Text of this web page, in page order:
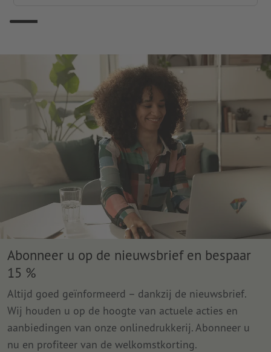
Abonneer u op de nieuwsbrief en bespaar
15 %
Altijd goed geïnformeerd – dankzij de nieuwsbrief.
Wij houden u op de hoogte van actuele acties en
aanbiedingen van onze onlinedrukkerij. Abonneer u
nu en profiteer van de welkomstkorting.